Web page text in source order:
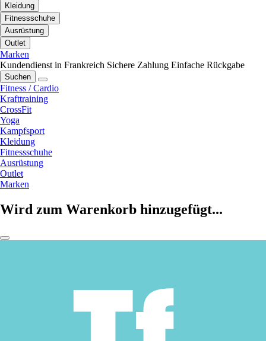
Kleidung
Fitnessschuhe
Ausrüstung
Outlet
Marken
Kundendienst in Frankreich Sichere Zahlung Einfache Rückgabe
Suchen
Fitness / Cardio
Krafttraining
CrossFit
Yoga
Kampfsport
Kleidung
Fitnessschuhe
Ausrüstung
Outlet
Marken
Wird zum Warenkorb hinzugefügt...